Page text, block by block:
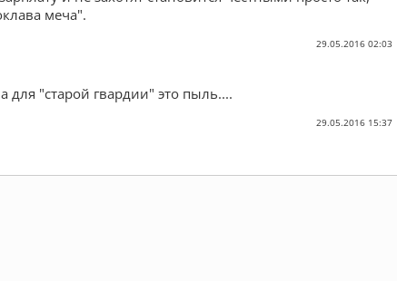
меча".
29.05.2016 02:03
для "старой гвардии" это пыль....
29.05.2016 15:37